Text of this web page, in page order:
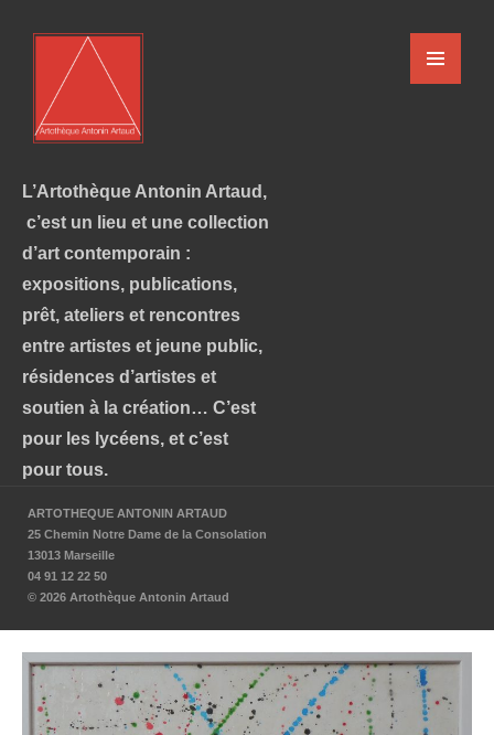
L’Artothèque Antonin Artaud,
c’est un lieu et une collection
d’art contemporain :
expositions, publications,
prêt, ateliers et rencontres
entre artistes et jeune public,
résidences d’artistes et
soutien à la création… C’est
pour les lycéens, et c’est
pour tous.
ARTOTHEQUE ANTONIN ARTAUD
25 Chemin Notre Dame de la Consolation
13013 Marseille
04 91 12 22 50
© 2026 Artothèque Antonin Artaud